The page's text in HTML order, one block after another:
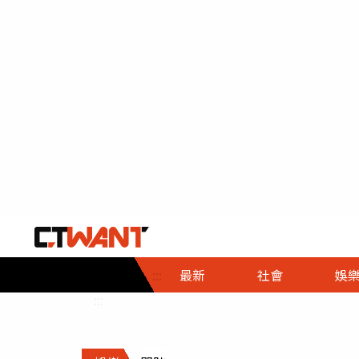
::: 最新 社會
社會首頁
時事
調查
娛樂
娛樂首頁
即時
財經首頁
熱線
政